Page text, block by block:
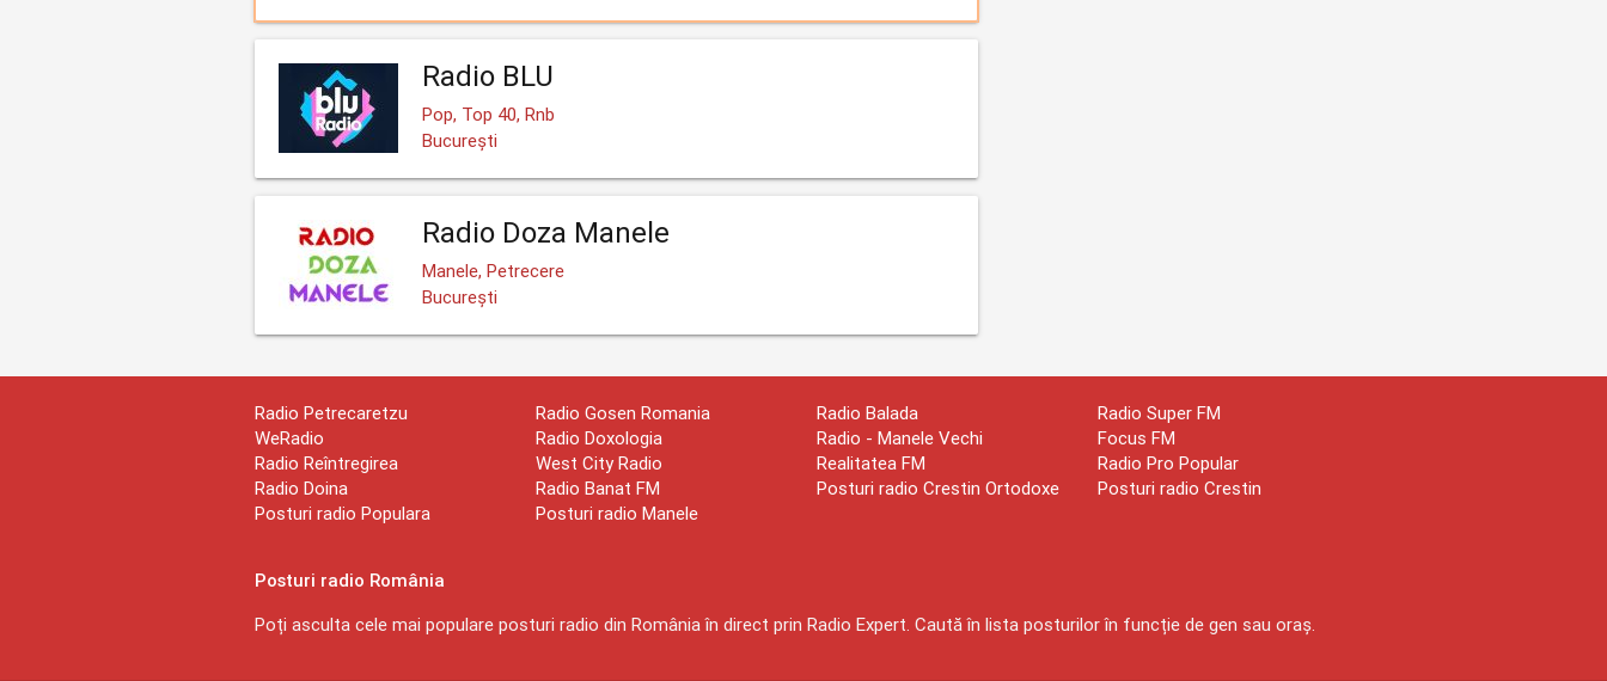
Radio BLU
Pop, Top 40, Rnb
București
Radio Doza Manele
Manele, Petrecere
București
Radio Petrecaretzu
WeRadio
Radio Reîntregirea
Radio Doina
Posturi radio Populara
Radio Gosen Romania
Radio Doxologia
West City Radio
Radio Banat FM
Posturi radio Manele
Radio Balada
Radio - Manele Vechi
Realitatea FM
Posturi radio Crestin Ortodoxe
Radio Super FM
Focus FM
Radio Pro Popular
Posturi radio Crestin
Posturi radio România
Poți asculta cele mai populare posturi radio din România în direct prin Radio Expert. Caută în lista posturilor în funcție de gen sau oraș.